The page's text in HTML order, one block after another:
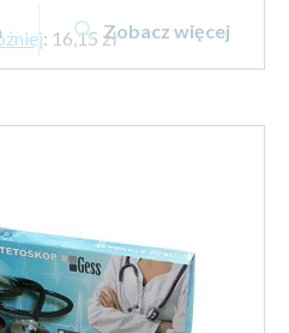
: 16,15 złZobacz więcej